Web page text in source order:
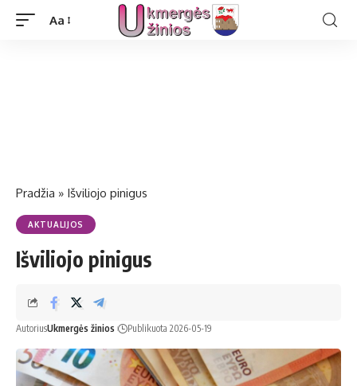
Aa
Pradžia » Išviliojo pinigus
AKTUALIJOS
Išviliojo pinigus
AutoriusUkmergės žinios Publikuota 2026-05-19